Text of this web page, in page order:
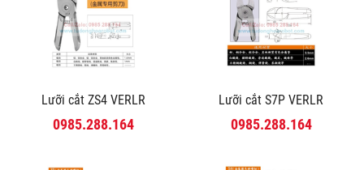
Lưỡi cắt ZS4 VERLR
0985.288.164
Lưỡi cắt S7P VERLR
0985.288.164